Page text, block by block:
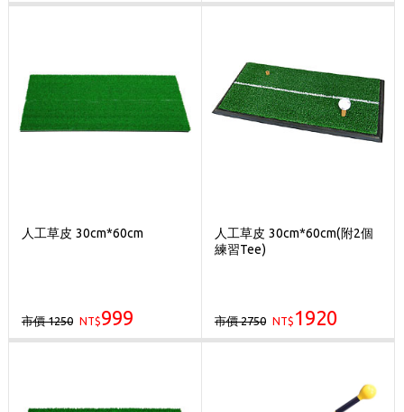
人工草皮 30cm*60cm
市價 1250 NT$999
人工草皮 30cm*60cm(附2個
練習Tee)
市價 2750 NT$ 1920